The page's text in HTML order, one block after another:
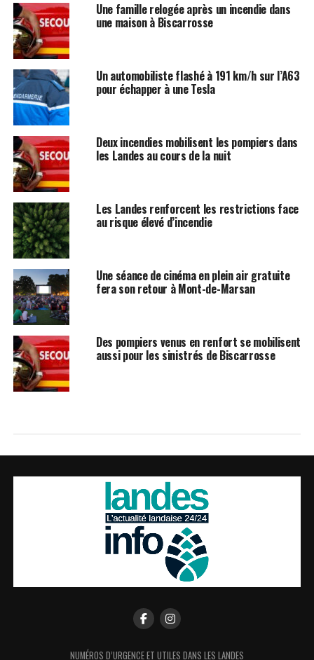
Une famille relogée après un incendie dans
une maison à Biscarrosse
Un automobiliste flashé à 191 km/h sur l’A63
pour échapper à une Tesla
Deux incendies mobilisent les pompiers dans
les Landes au cours de la nuit
Les Landes renforcent les restrictions face
au risque élevé d’incendie
Une séance de cinéma en plein air gratuite
fera son retour à Mont-de-Marsan
Des pompiers venus en renfort se mobilisent
aussi pour les sinistrés de Biscarrosse
NUMÉROS D’URGENCE ET UTILES DANS LES LANDES